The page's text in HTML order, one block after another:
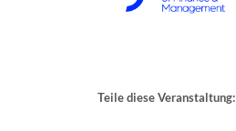
Teile diese Veranstaltung: